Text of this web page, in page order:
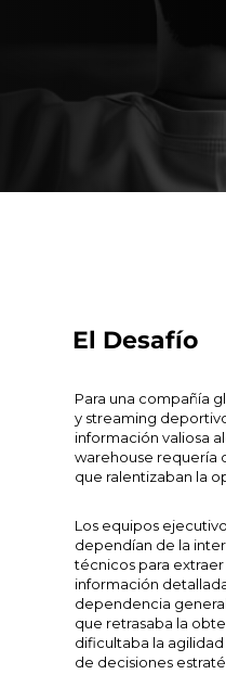
El Desafío
Para una compañía
y streaming
información valiosa
warehouse requería
que ralentizaban la
Los equipos
dependían de la
técnicos para
información
dependencia
que retrasaba la
dificultaba la
de decisiones